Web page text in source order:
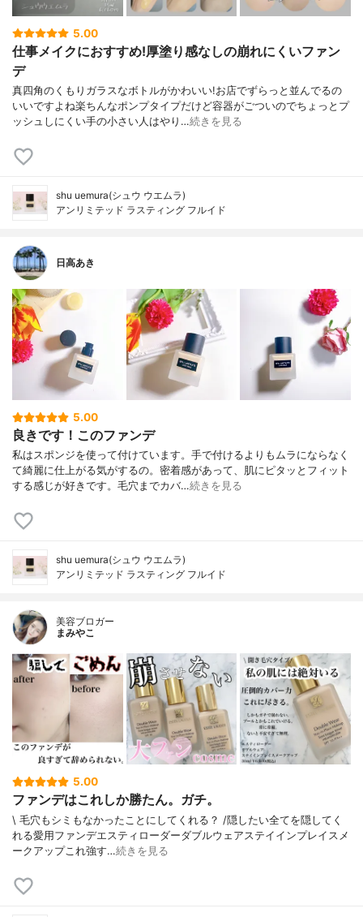
5.00
仕事メイクにおすすめ!厚塗り感なしの崩れにくいファン
デ
真四角のくもりガラスなボトルがかわいい!お店でずらっと並んでるの
いいですよね楽ちんなポンプタイプだけど容器がごついのでちょっとプ
ッシュしにくい手の小さい人はやり…続きを見る
shu uemura(シュウ ウエムラ)
アンリミテッド ラスティング フルイド
日高あき
5.00
良きです！このファンデ
私はスポンジを使って付けています。手で付けるよりもムラにならなく
て綺麗に仕上がる気がするの。密着感があって、肌にピタッとフィット
する感じが好きです。毛穴までカバ…続きを見る
shu uemura(シュウ ウエムラ)
アンリミテッド ラスティング フルイド
美容ブロガー
まみやこ
5.00
ファンデはこれしか勝たん。ガチ。
\ 毛穴もシミもなかったことにしてくれる？ /⁡⁡隠したい全てを隠してく
れる愛用ファンデ⁡エスティローダーダブルウェアステイインプレイスメ
ークアップ⁡⁡これ強す…続きを見る